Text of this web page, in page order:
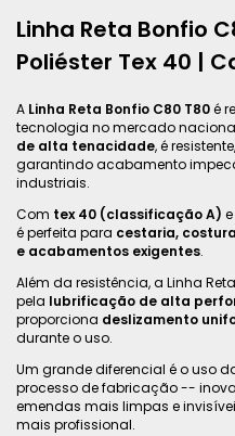
Linha Reta Bonfio
Poliéster Tex 40 |
A Linha Reta Bonfio C80 T80é
tecnologia no mercado
de alta tenacidade, é
garantindo acabamento
industriais.
Com tex 40 (classificação A) e
é perfeita para cestaria,
e acabamentos exigentes.
Além da resistência, a Linha
pela lubrificação de alta
proporciona deslizamento
durante o uso.
Um grande diferencial é o uso
processo de fabricação --
emendas mais limpas e
mais profissional.